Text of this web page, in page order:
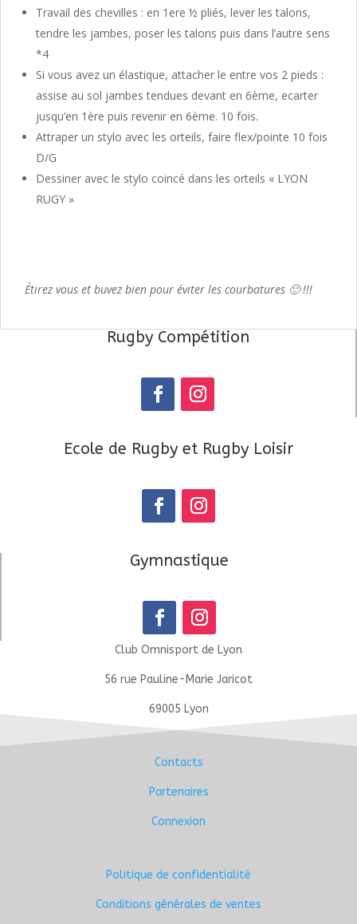
Travail des chevilles : en 1ere ½ pliés, lever les talons,
tendre les jambes, poser les talons puis dans l’autre sens
*4
Si vous avez un élastique, attacher le entre vos 2 pieds :
assise au sol jambes tendues devant en 6ème, ecarter
jusqu’en 1ère puis revenir en 6ème. 10 fois.
Attraper un stylo avec les orteils, faire flex/pointe 10 fois
D/G
Dessiner avec le stylo coincé dans les orteils « LYON
RUGY »
Étirez vous et buvez bien pour éviter les courbatures 🙂 !!!
Rugby Compétition
Ecole de Rugby et Rugby Loisir
Gymnastique
Club Omnisport de Lyon
56 rue Pauline-Marie Jaricot
69005 Lyon
Contacts
Partenaires
Connexion
Politique de confidentialité
Conditions générales de ventes